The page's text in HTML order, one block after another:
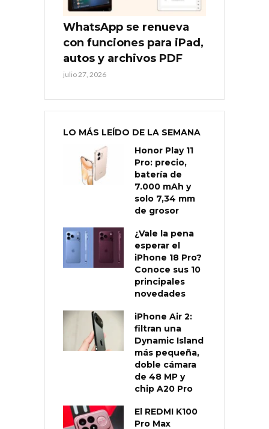
WhatsApp se renueva
con funciones para iPad,
autos y archivos PDF
julio 27, 2026
LO MÁS LEÍDO DE LA SEMANA
Honor Play 11
Pro: precio,
batería de
7.000 mAh y
solo 7,34 mm
de grosor
¿Vale la pena
esperar el
iPhone 18 Pro?
Conoce sus 10
principales
novedades
iPhone Air 2:
filtran una
Dynamic Island
más pequeña,
doble cámara
de 48 MP y
chip A20 Pro
El REDMI K100
Pro Max